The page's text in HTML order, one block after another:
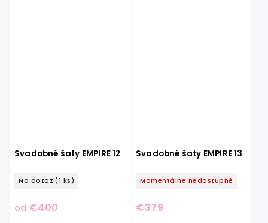
Svadobné šaty EMPIRE 12
Na dotaz (1 ks)
od €400
Svadobné šaty EMPIRE 13
Momentálne nedostupné
€379